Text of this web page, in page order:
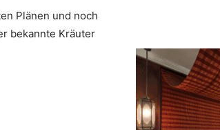
Plänen und noch
bekannte Kräuter